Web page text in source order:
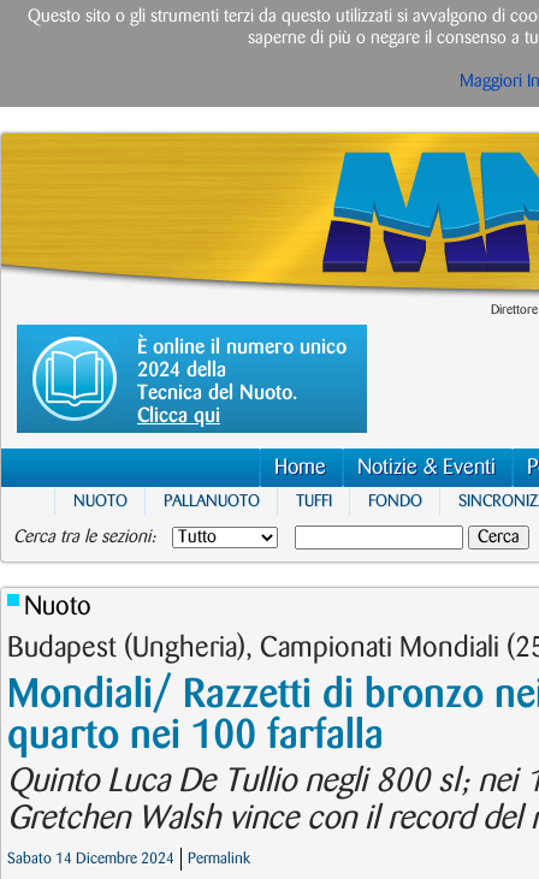
È online il numero unico
2024 della
Tecnica del Nuoto.
Clicca qui
Home Notizie & Eventi
NUOTO PALLANUOTO TUFFI FONDO
Cerca tra le sezioni:
Nuoto
Budapest (Ungheria), Campionati Mondiali
Mondiali/ Razzetti di bronzo
quarto nei 100 farfalla
Quinto Luca De Tullio negli 800 sl; nei
Gretchen Walsh vince con il record del
Sabato 14 Dicembre 2024 Permalink
Questo sito o gli strumenti terzi da questo utilizzati si avvalgono di
saperne di più o negare il consenso a
Maggiori